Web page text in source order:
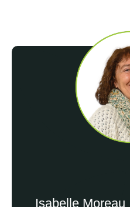
Isabelle Moreau